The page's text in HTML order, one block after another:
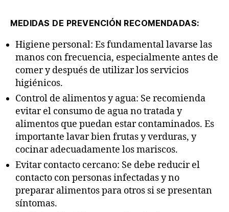
MEDIDAS DE PREVENCIÓN RECOMENDADAS:
Higiene personal: Es fundamental lavarse las
manos con frecuencia, especialmente antes de
comer y después de utilizar los servicios
higiénicos.
Control de alimentos y agua: Se recomienda
evitar el consumo de agua no tratada y
alimentos que puedan estar contaminados. Es
importante lavar bien frutas y verduras, y
cocinar adecuadamente los mariscos.
Evitar contacto cercano: Se debe reducir el
contacto con personas infectadas y no
preparar alimentos para otros si se presentan
síntomas.